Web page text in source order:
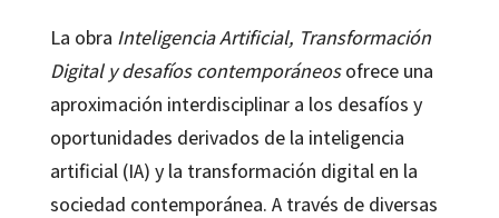
La obra Inteligencia Artificial, Transformación
Digital y desafíos contemporáneosofrece una
aproximación interdisciplinar a los desafíos y
oportunidades derivados de la inteligencia
artificial (IA) y la transformación digital en la
sociedad contemporánea. A través de diversas